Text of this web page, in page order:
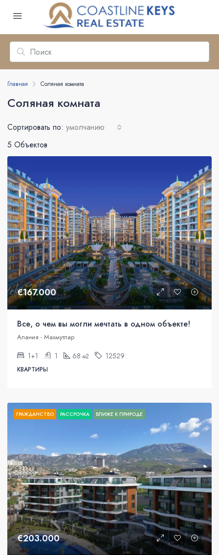
Главная Соляная комната
Соляная комната
5 Объектов
Сортировать по: умолчанию
€167.000
Все, о чем вы могли мечтать в одном объекте!
Алания - Махмутлар
1+1 1 68 м2 12529
КВАРТИРЫ
ГРАЖДАНСТВО РАССРОЧКА БЛИЖЕ К ПРИРОДЕ
€203.000